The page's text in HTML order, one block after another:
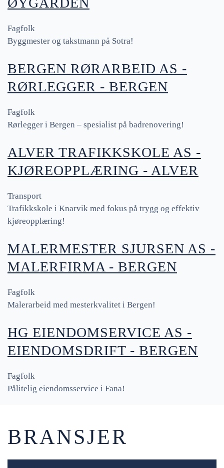
Fagfolk
Byggmester og takstmann på Sotra!
BERGEN RØRARBEID AS -
RØRLEGGER - BERGEN
Fagfolk
Rørlegger i Bergen – spesialist på badrenovering!
ALVER TRAFIKKSKOLE AS -
KJØREOPPLÆRING - ALVER
Transport
Trafikkskole i Knarvik med fokus på trygg og effektiv
kjøreopplæring!
MALERMESTER SJURSEN AS -
MALERFIRMA - BERGEN
Fagfolk
Malerarbeid med mesterkvalitet i Bergen!
HG EIENDOMSERVICE AS -
EIENDOMSDRIFT - BERGEN
Fagfolk
Pålitelig eiendomsservice i Fana!
BRANSJER